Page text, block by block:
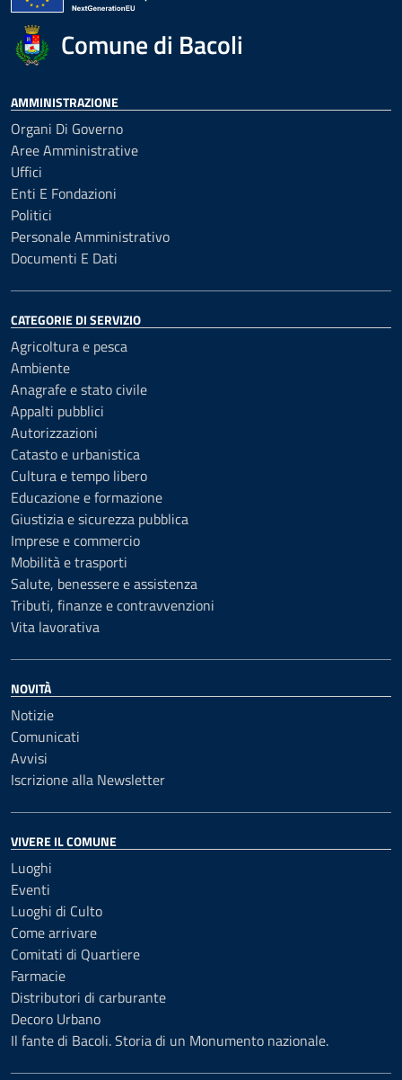
Comune di Bacoli
AMMINISTRAZIONE
Organi Di Governo
Aree Amministrative
Uffici
Enti E Fondazioni
Politici
Personale Amministrativo
Documenti E Dati
CATEGORIE DI SERVIZIO
Agricoltura e pesca
Ambiente
Anagrafe e stato civile
Appalti pubblici
Autorizzazioni
Catasto e urbanistica
Cultura e tempo libero
Educazione e formazione
Giustizia e sicurezza pubblica
Imprese e commercio
Mobilità e trasporti
Salute, benessere e assistenza
Tributi, finanze e contravvenzioni
Vita lavorativa
NOVITÀ
Notizie
Comunicati
Avvisi
Iscrizione alla Newsletter
VIVERE IL COMUNE
Luoghi
Eventi
Luoghi di Culto
Come arrivare
Comitati di Quartiere
Farmacie
Distributori di carburante
Decoro Urbano
Il fante di Bacoli. Storia di un Monumento nazionale.